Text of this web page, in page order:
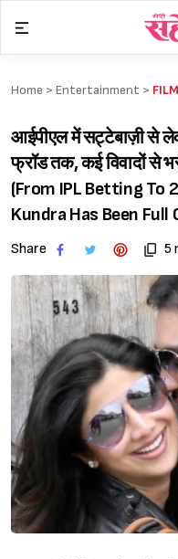
content
Home > Entertainment > FILM
आईपीएल में सट्टेबाज़ी से
फ्रॉड तक, कई विवादों से
(From IPL Betting To
Kundra Has Been
Share 5